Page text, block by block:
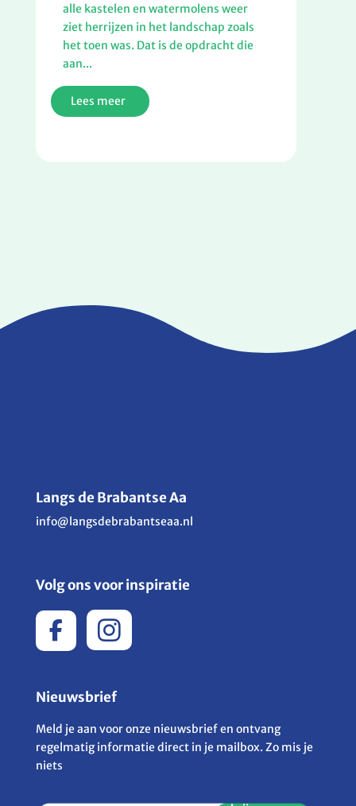
alle kastelen en watermolens weer
ziet herrijzen in het landschap zoals
het toen was. Dat is de opdracht die
aan...
Lees meer
Langs de Brabantse Aa
info@langsdebrabantseaa.nl
Volg ons voor inspiratie
Nieuwsbrief
Meld je aan voor onze nieuwsbrief en ontvang
regelmatig informatie direct in je mailbox. Zo mis je
niets